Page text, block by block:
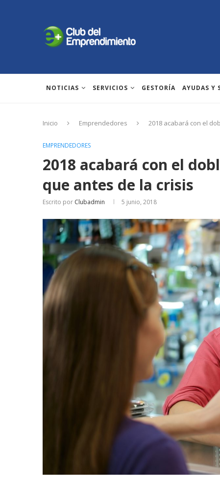
NOTICIAS SERVICIOS GESTORÍA AYUDAS Y
Inicio Emprendedores 2018 acabará con el
EMPRENDEDORES
2018 acabará con el
que antes de la crisis
Escrito por Clubadmin 5 junio, 2018